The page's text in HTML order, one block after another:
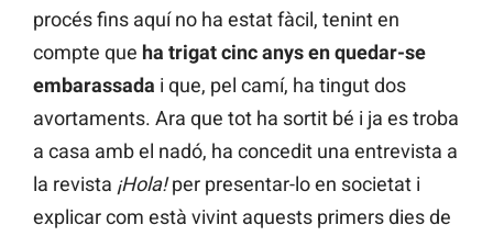
procés fins aquí no ha estat fàcil, tenint en
compte que ha trigat cinc anys en quedar-se
embarassada i que, pel camí, ha tingut dos
avortaments. Ara que tot ha sortit bé i ja es troba
a casa amb el nadó, ha concedit una entrevista a
la revista ¡Hola!per presentar-lo en societat i
explicar com està vivint aquests primers dies de